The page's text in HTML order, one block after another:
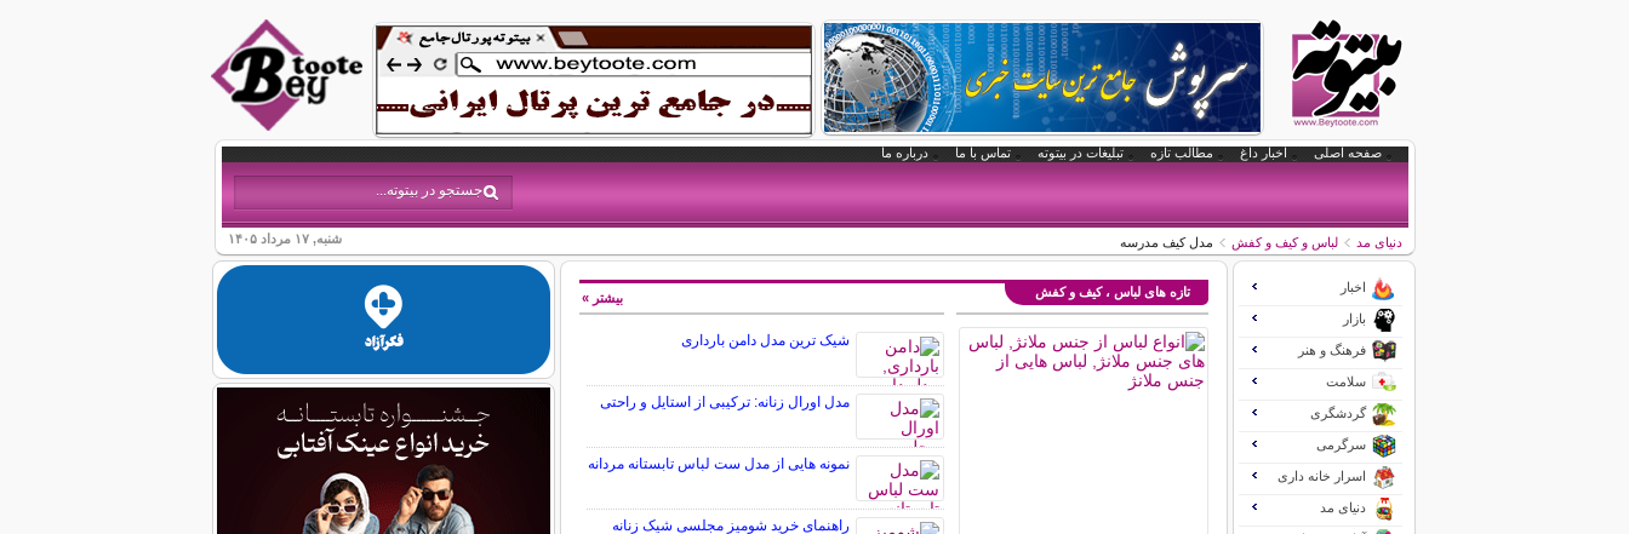
صفحه اصلی اخبار داغ مطالب تازه تبلیغات در بیتوته تماس با ما درباره ما
شنبه, ۱۷ مرداد ۱۴۰۵ دنیای مد لباس و کیف و کفش مدل کیف مدرسه
تازه های لباس ، کیف و کفش
شیک ترین مدل دامن بارداری
مدل اورال زنانه: ترکیبی از استایل و راحتی
نمونه هایی از مدل ست لباس تابستانه مردانه
راهنمای خرید شومیز مجلسی شیک زنانه
بیشتر »
اخبار
بازار
فرهنگ و هنر
سلامت
گردشگری
سرگرمی
اسرار خانه داری
دنیای مد